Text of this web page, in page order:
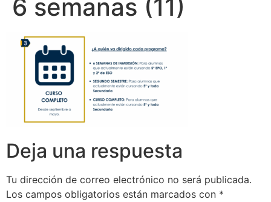
6 semanas (11)
Deja una respuesta
Tu dirección de correo electrónico no será publicada.
Los campos obligatorios están marcados con *